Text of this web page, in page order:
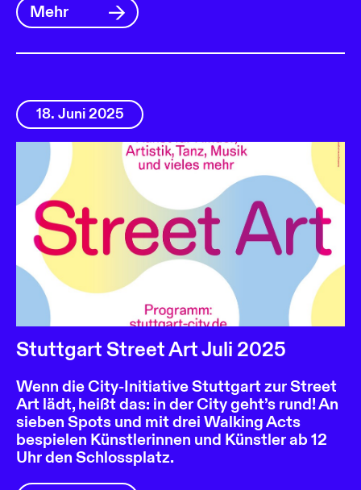
Mehr
18. Juni 2025
Stuttgart Street Art Juli 2025
Wenn die City-Initiative Stuttgart zur Street
Art lädt, heißt das: in der City geht’s rund! An
sieben Spots und mit drei Walking Acts
bespielen Künstlerinnen und Künstler ab 12
Uhr den Schlossplatz.